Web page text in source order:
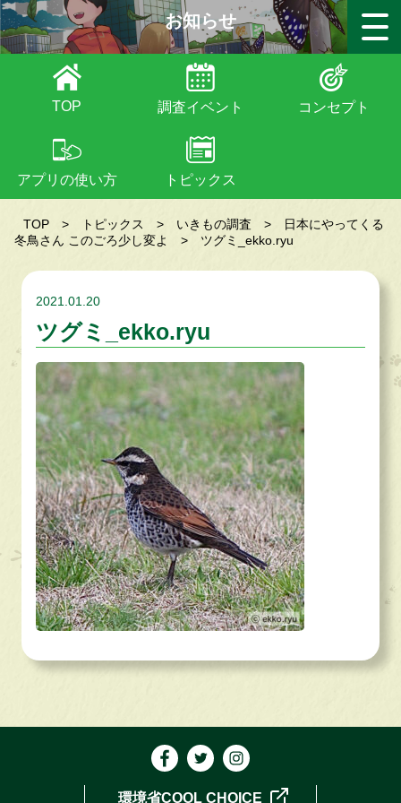
お知らせ
TOP 調査イベント コンセプト
アプリの使い方 トピックス
TOP > トピックス > いきもの調査 >
日本にやってくる
冬鳥さん このごろ少し変よ
> ツグミ_ekko.ryu
2021.01.20
ツグミ_ekko.ryu
環境省COOL CHOICE